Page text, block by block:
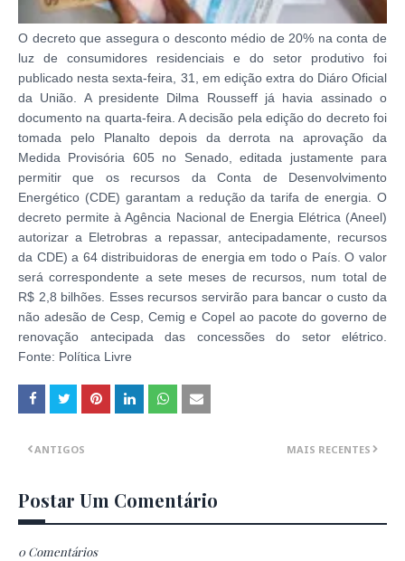
O decreto que assegura o desconto médio de 20% na conta de
luz de consumidores residenciais e do setor produtivo foi
publicado nesta sexta-feira, 31, em edição extra do Diáro Oficial
da União. A presidente Dilma Rousseff já havia assinado o
documento na quarta-feira. A decisão pela edição do decreto foi
tomada pelo Planalto depois da derrota na aprovação da
Medida Provisória 605 no Senado, editada justamente para
permitir que os recursos da Conta de Desenvolvimento
Energético (CDE) garantam a redução da tarifa de energia. O
decreto permite à Agência Nacional de Energia Elétrica (Aneel)
autorizar a Eletrobras a repassar, antecipadamente, recursos
da CDE) a 64 distribuidoras de energia em todo o País. O valor
será correspondente a sete meses de recursos, num total de
R$ 2,8 bilhões. Esses recursos servirão para bancar o custo da
não adesão de Cesp, Cemig e Copel ao pacote do governo de
renovação antecipada das concessões do setor elétrico.
Fonte: Política Livre
MAIS RECENTES
ANTIGOS
Postar Um Comentário
0 Comentários